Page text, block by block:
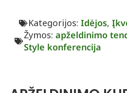
Kategorijos: Idėjos,
Žymos: apželdinimo
Style konferencija